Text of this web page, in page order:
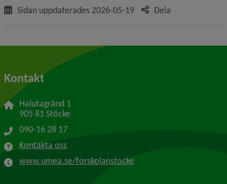
Sidan uppdaterades 2026-05-19 Dela
Kontakt
Halutagränd 1
905 81 Stöcke
090-16 28 17
Kontakta oss
www.umea.se/forskolanstocke